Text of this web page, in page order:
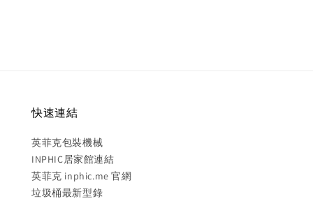
快速連結
英菲克包裝機械
INPHIC居家館連結
英菲克 inphic.me 官網
垃圾桶最新型錄